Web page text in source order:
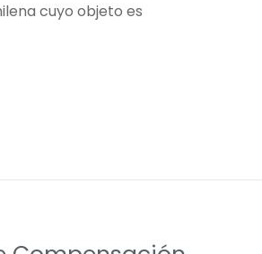
cuyo objeto es